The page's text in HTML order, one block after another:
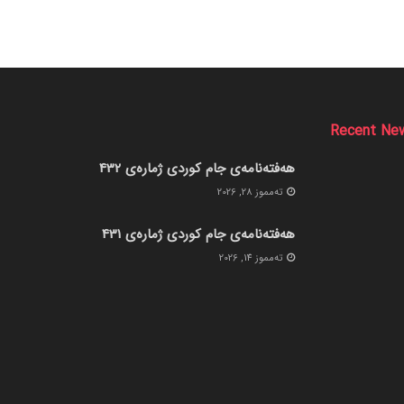
Recent
هەفتەنامەی جام کوردی ژمارەی 432
ته‌مموز 28, 2026
هەفتەنامەی جام کوردی ژمارەی 431
ته‌مموز 14, 2026